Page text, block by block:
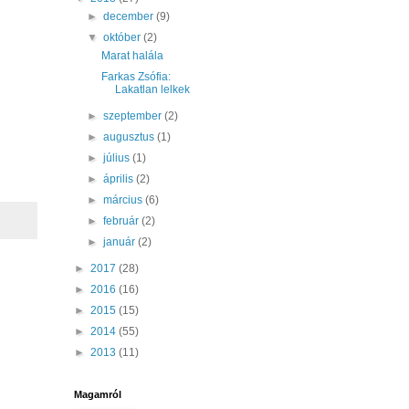
►december(9)
▼október(2)
Marat halála
Farkas Zsófia:
Lakatlan lelkek
►szeptember(2)
►augusztus(1)
►július(1)
►április(2)
►március(6)
►február(2)
►január(2)
► 2017 (28)
► 2016 (16)
► 2015 (15)
► 2014 (55)
► 2013 (11)
Magamról